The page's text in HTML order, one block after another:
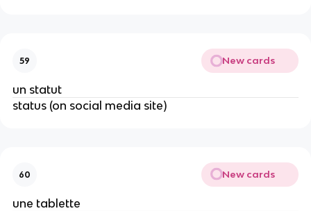
59 New cards
un statut
status (on social media site)
60 New cards
une tablette